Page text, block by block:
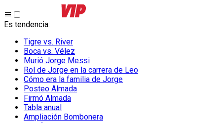
Es tendencia:
Tigre vs. River
Boca vs. Vélez
Murió Jorge Messi
Rol de Jorge en la carrera de Leo
Cómo era la familia de Jorge
Posteo Almada
Firmó Almada
Tabla anual
Ampliación Bombonera